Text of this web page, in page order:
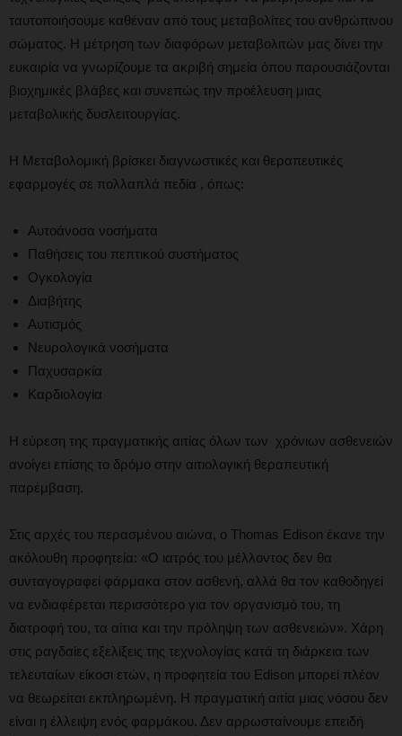
ταυτοποιήσουμε καθέναν από τους μεταβολίτες του ανθρώπινου
σώματος. Η μέτρηση των διαφόρων μεταβολιτών μας δίνει την
ευκαιρία να γνωρίζουμε τα ακριβή σημεία όπου παρουσιάζονται
βιοχημικές βλάβες και συνεπώς την προέλευση μιας
μεταβολικής δυσλειτουργίας.
Η Μεταβολομική βρίσκει διαγνωστικές και θεραπευτικές
εφαρμογές σε πολλαπλά πεδία , όπως:
Αυτοάνοσα νοσήματα
Παθήσεις του πεπτικού συστήματος
Ογκολογία
Διαβήτης
Αυτισμός
Νευρολογικά νοσήματα
Παχυσαρκία
Καρδιολογία
Η εύρεση της πραγματικής αιτίας όλων των χρόνιων ασθενειών
ανοίγει επίσης το δρόμο στην αιτιολογική θεραπευτική
παρέμβαση.
Στις αρχές του περασμένου αιώνα, ο Thomas Edison έκανε την
ακόλουθη προφητεία: «Ο ιατρός του μέλλοντος δεν θα
συνταγογραφεί φάρμακα στον ασθενή, αλλά θα τον καθοδηγεί
να ενδιαφέρεται περισσότερο για τον οργανισμό του, τη
διατροφή του, τα αίτια και την πρόληψη των ασθενειών». Χάρη
στις ραγδαίες εξελίξεις της τεχνολογίας κατά τη διάρκεια των
τελευταίων είκοσι ετών, η προφητεία του Edison μπορεί πλέον
να θεωρείται εκπληρωμένη. Η πραγματική αιτία μιας νόσου δεν
είναι η έλλειψη ενός φαρμάκου. Δεν αρρωσταίνουμε επειδή